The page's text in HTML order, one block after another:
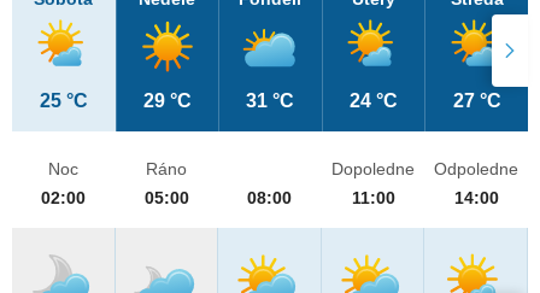
25 °C 29 °C 31 °C 24 °C 27 °C
Noc
02:00
Ráno
05:00
08:00
Dopoledne
11:00
Odpoledne
14:00